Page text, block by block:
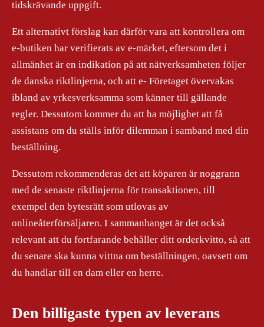
tidskrävande uppgift.
Ett alternativt förslag kan därför vara att kontrollera om
e-butiken har verifierats av e-märket, eftersom det i
allmänhet är en indikation på att nätverksamheten följer
de danska riktlinjerna, och att e- Företaget övervakas
ibland av yrkesverksamma som känner till gällande
regler. Dessutom kommer du att ha möjlighet att få
assistans om du ställs inför dilemman i samband med din
beställning.
Dessutom rekommenderas det att köparen är noggrann
med de senaste riktlinjerna för transaktionen, till
exempel den bytesrätt som utlovas av
onlineåterförsäljaren. I sammanhanget är det också
relevant att du fortfarande behåller ditt orderkvitto, så att
du senare ska kunna vittna om beställningen, oavsett om
du handlar till en dam eller en herre.
Den billigaste typen av leverans